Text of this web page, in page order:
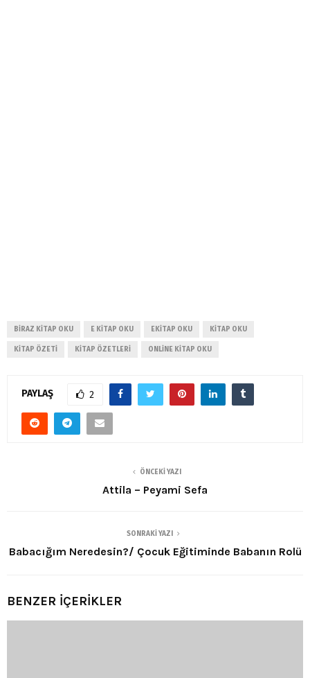
BIRAZ KITAP OKU E KITAP OKU EKITAP OKU KITAP OKU
KITAP ÖZETI KITAP ÖZETLERI ONLINE KITAP OKU
PAYLAŞ 2
ÖNCEKI YAZI
Attila – Peyami Sefa
SONRAKI YAZI
Babacığım Neredesin?/ Çocuk Eğitiminde Babanın Rolü
BENZER İÇERİKLER